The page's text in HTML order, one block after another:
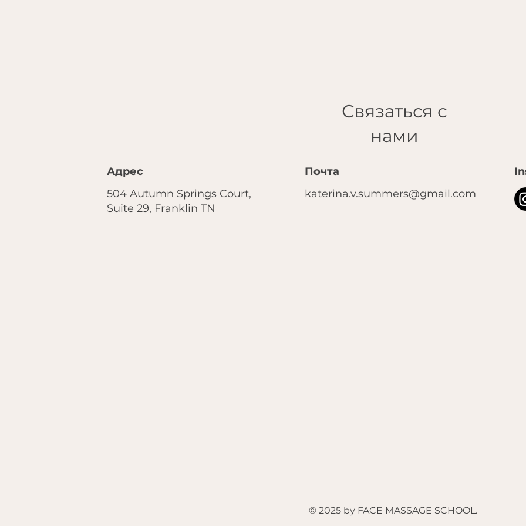
Связаться с
нами
Адрес
504 Autumn Springs Court,
Suite 29, Franklin TN
Почта
katerina.v.summers@gmail.com
© 2025 by FACE MASSAGE SCHOOL.